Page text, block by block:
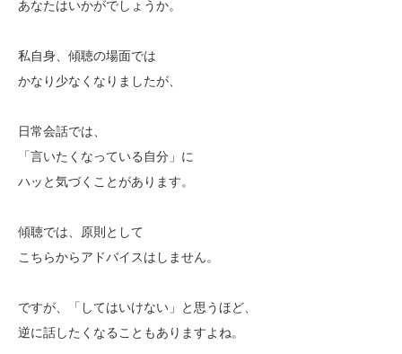
あなたはいかがでしょうか。
私自身、傾聴の場面では
かなり少なくなりましたが、
日常会話では、
「言いたくなっている自分」に
ハッと気づくことがあります。
傾聴では、原則として
こちらからアドバイスはしません。
ですが、「してはいけない」と思うほど、
逆に話したくなることもありますよね。